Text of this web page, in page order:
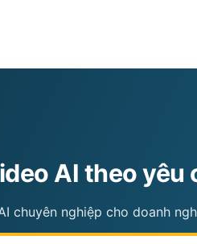
AI theo yêu
chuyên nghiệp cho doanh